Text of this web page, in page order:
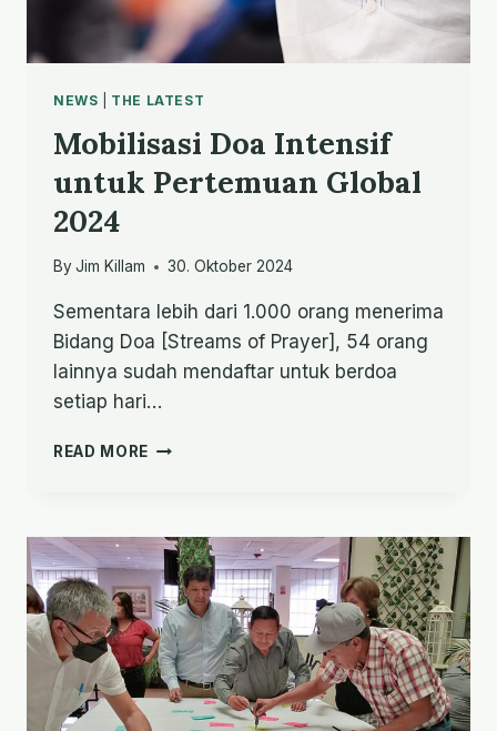
NEWS THE LATEST
Mobilisasi Doa Intensif
untuk Pertemuan Global
2024
By Jim Killam 30. Oktober 2024
Sementara lebih dari 1.000 orang menerima
Bidang Doa [Streams of Prayer], 54 orang
lainnya sudah mendaftar untuk berdoa
setiap hari…
READ MORE MOBILISASI
PERTEMUAN
GLOBAL
2024